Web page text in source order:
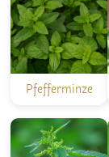
Pfefferminze